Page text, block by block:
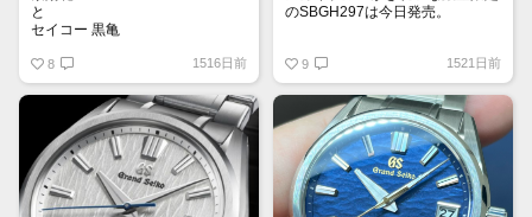
と
セイコー 黒亀
8 1516日前
のSBGH297は今日発売。
和光のセイコーハウスギンザで当
日枠があるかも！
9 1521日前